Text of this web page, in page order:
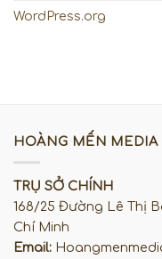
WordPress.org
HOÀNG MẾN MEDIA
TRỤ SỞ CHÍNH
168/25 Đường Lê Thị
Chí Minh
Email: